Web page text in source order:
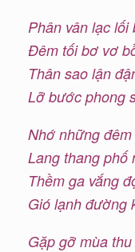
Phân vân lạc
Đêm tối bơ vơ
Thân sao lận
Lỡ bước phong
Nhớ những
Lang thang phố
Thềm ga vắng
Gió lạnh đường
Gặp gỡ mùa